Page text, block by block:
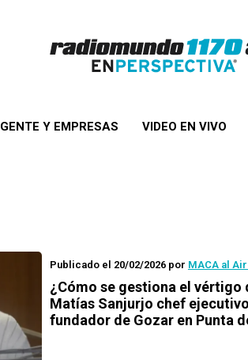
GENTE Y EMPRESAS VIDEO EN VIVO
Publicado el 20/02/2026 por MACA al
¿Cómo se gestiona el vértigo
Matías Sanjurjo chef
fundador de Gozar en Punta